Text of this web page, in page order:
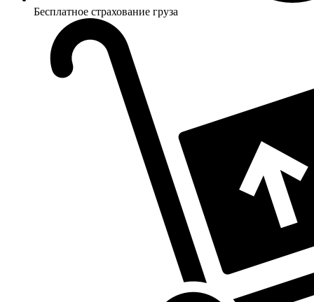
Бесплатное страхование груза